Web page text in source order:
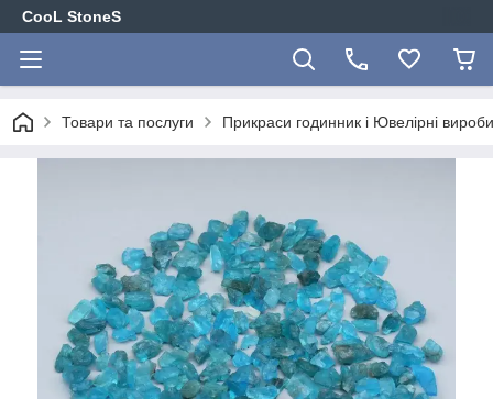
CooL StoneS
Товари та послуги Прикраси годинник і Ювелірні